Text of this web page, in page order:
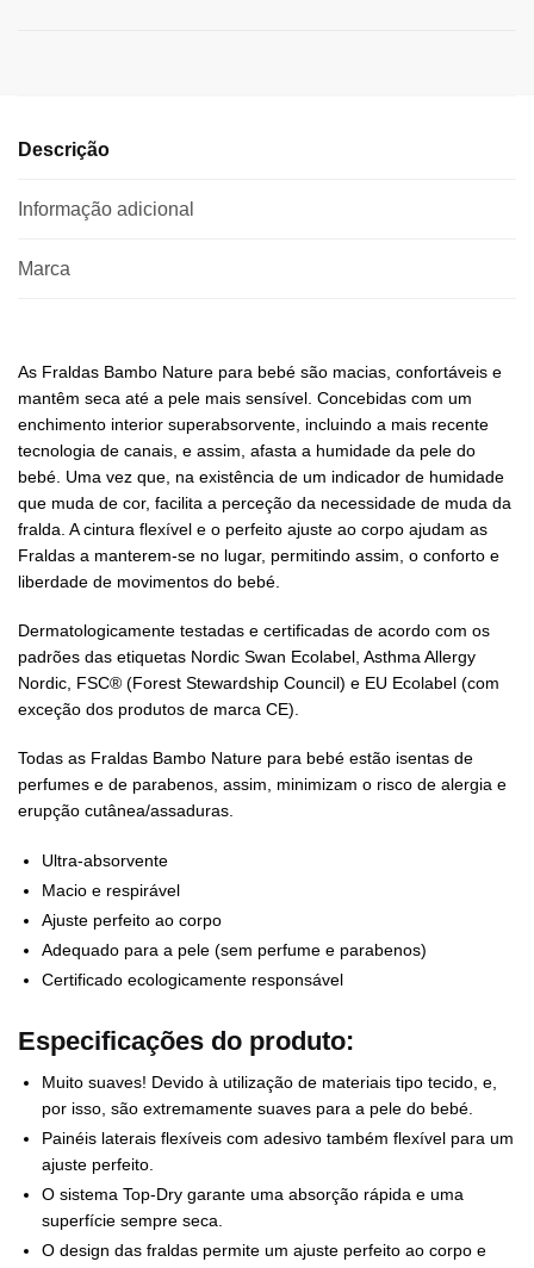
Descrição
Informação adicional
Marca
As Fraldas Bambo Nature para bebé são macias, confortáveis e
mantêm seca até a pele mais sensível. Concebidas com um
enchimento interior superabsorvente, incluindo a mais recente
tecnologia de canais, e assim, afasta a humidade da pele do
bebé. Uma vez que, na existência de um indicador de humidade
que muda de cor, facilita a perceção da necessidade de muda da
fralda. A cintura flexível e o perfeito ajuste ao corpo ajudam as
Fraldas a manterem-se no lugar, permitindo assim, o conforto e
liberdade de movimentos do bebé.
Dermatologicamente testadas e certificadas de acordo com os
padrões das etiquetas Nordic Swan Ecolabel, Asthma Allergy
Nordic, FSC® (Forest Stewardship Council) e EU Ecolabel (com
exceção dos produtos de marca CE).
Todas as Fraldas Bambo Nature para bebé estão isentas de
perfumes e de parabenos, assim, minimizam o risco de alergia e
erupção cutânea/assaduras.
Ultra-absorvente
Macio e respirável
Ajuste perfeito ao corpo
Adequado para a pele (sem perfume e parabenos)
Certificado ecologicamente responsável
Especificações do produto:
Muito suaves! Devido à utilização de materiais tipo tecido, e,
por isso, são extremamente suaves para a pele do bebé.
Painéis laterais flexíveis com adesivo também flexível para um
ajuste perfeito.
O sistema Top-Dry garante uma absorção rápida e uma
superfície sempre seca.
O design das fraldas permite um ajuste perfeito ao corpo e